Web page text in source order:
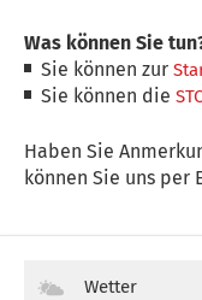
Was können Sie
Sie können zur
Sie können die
Haben Sie
können Sie uns per
Wetter